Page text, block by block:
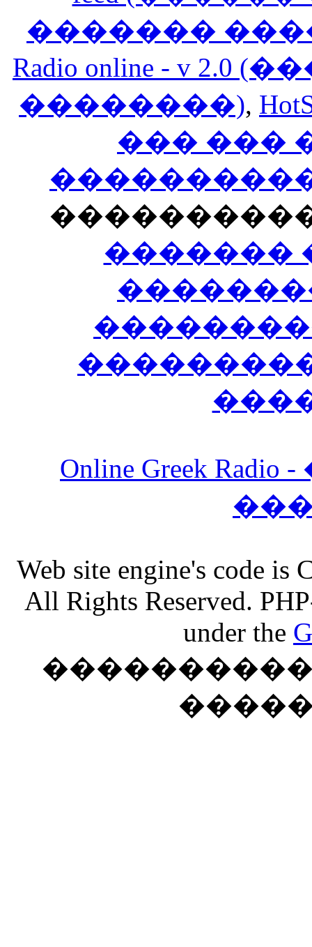
�������
Radio online - v
��������),
��� ���
�������
Online Greek
Web site engine's code
All Rights Reserved.
under the
����������